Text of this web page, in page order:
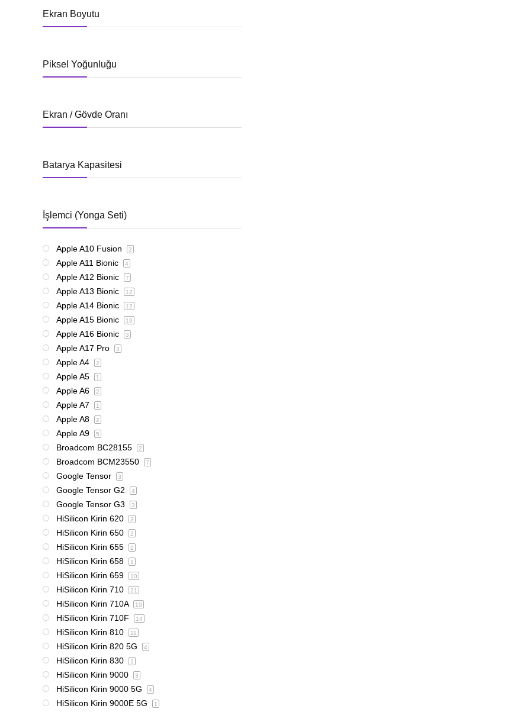
Ekran Boyutu
Piksel Yoğunluğu
Ekran / Gövde Oranı
Batarya Kapasitesi
İşlemci (Yonga Seti)
Apple A10 Fusion 2
Apple A11 Bionic 4
Apple A12 Bionic 7
Apple A13 Bionic 12
Apple A14 Bionic 12
Apple A15 Bionic 19
Apple A16 Bionic 3
Apple A17 Pro 3
Apple A4 2
Apple A5 1
Apple A6 2
Apple A7 1
Apple A8 2
Apple A9 5
Broadcom BC28155 2
Broadcom BCM23550 7
Google Tensor 3
Google Tensor G2 4
Google Tensor G3 3
HiSilicon Kirin 620 3
HiSilicon Kirin 650 2
HiSilicon Kirin 655 2
HiSilicon Kirin 658 1
HiSilicon Kirin 659 10
HiSilicon Kirin 710 21
HiSilicon Kirin 710A 10
HiSilicon Kirin 710F 14
HiSilicon Kirin 810 11
HiSilicon Kirin 820 5G 4
HiSilicon Kirin 830 1
HiSilicon Kirin 9000 3
HiSilicon Kirin 9000 5G 4
HiSilicon Kirin 9000E 5G 1